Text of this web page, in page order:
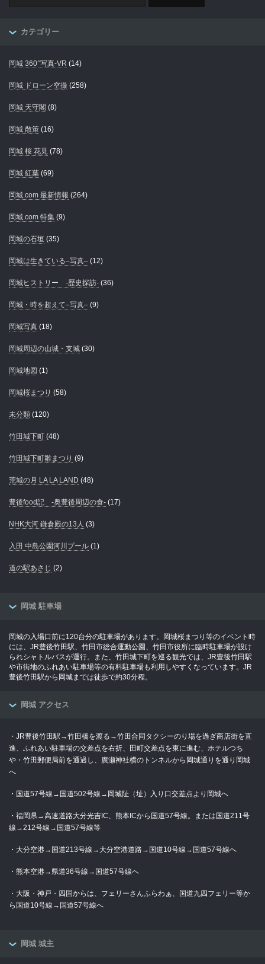
カテゴリー
岡城 360°写真-VR (14)
岡城 ドローン空撮 (258)
岡城 天守閣 (8)
岡城 散策 (16)
岡城 桜 花見 (78)
岡城 紅葉 (69)
岡城.com 最新情報 (264)
岡城.com 特集 (9)
岡城の石垣 (35)
岡城は生きている–写真– (12)
岡城ヒストリー -歴史探訪- (36)
岡城・時を超えて–写真– (9)
岡城写真 (18)
岡城周辺の山城・支城 (30)
岡城地図 (1)
岡城桜まつり (58)
未分類 (120)
竹田城下町 (48)
竹田城下町雛まつり (9)
荒城の月 LA LA LAND (48)
豊後food記 -奥豊後周辺の食- (17)
NHK大河 鎌倉殿の13人 (3)
入田 中島公園河川プール (1)
道の駅あさじ (2)
岡城 駐車場
岡城の入場口前に120台分の駐車場があります。岡城桜まつり等のイベント時
には、JR豊後竹田駅、竹田市総合運動公園、竹田市役所に臨時駐車場が設け
られシャトルバスが運行。また、竹田城下町を巡る観光では、JR豊後竹田駅
や市街地のふれあい駐車場等の有料駐車場も利用しやすくなっています。JR
豊後竹田駅から岡城までは徒歩で約30分程。
岡城 アクセス
・JR豊後竹田駅→竹田橋を渡る→竹田合同タクシーのり場を過ぎ商店街を直
進、ふれあい駐車場の交差点を右折、田町交差点を東に進む、ホテルつち
や・竹田郵便局前を通過し、廣瀬神社横のトンネルから岡城通りを通り岡城
へ
・国道57号線→国道502号線→岡城阯（址）入り口交差点より岡城へ
・福岡県→高速道路大分光吉IC、熊本ICから国道57号線。または国道211号
線→212号線→国道57号線等
・大分空港→国道213号線→大分空港道路→国道10号線→国道57号線へ
・熊本空港→県道36号線→国道57号線へ
・大阪・神戸・四国からは、フェリーさんふらわぁ、国道九四フェリー等か
ら国道10号線→国道57号線へ
岡城 城主